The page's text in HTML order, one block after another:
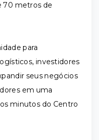
70 metros de
para
investidores
seus negócios
em uma
minutos do Centro